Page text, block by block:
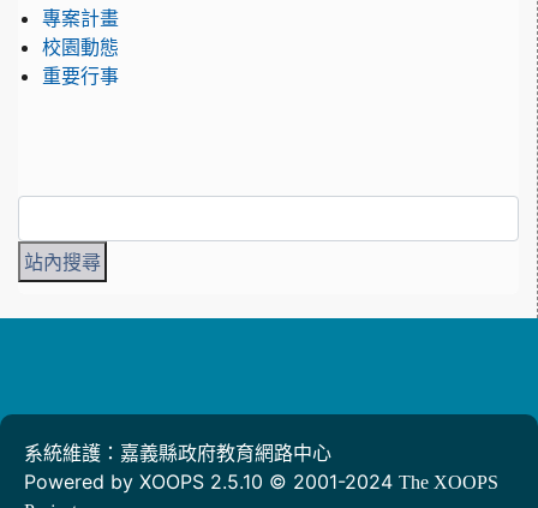
專案計畫
校園動態
重要行事
系統維護：嘉義縣政府教育網路中心
Powered by XOOPS 2.5.10 © 2001-2024 The XOOPS